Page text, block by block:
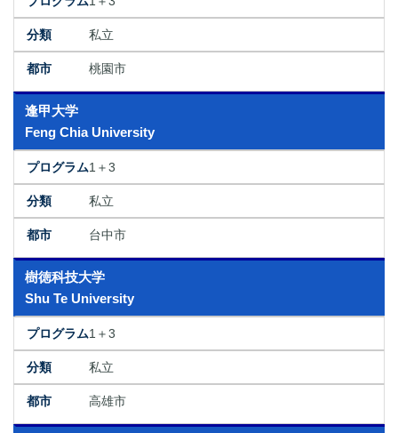
私立
桃園市
逢甲大学
Feng Chia University
1＋3
私立
台中市
樹徳科技大学
Shu Te University
1＋3
私立
高雄市